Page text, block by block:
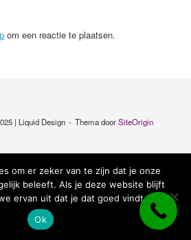
om een reactie te plaatsen.
| Liquid Design Thema doorSiteOrigin
om er zeker van te zijn dat je onze
beleeft. Als je deze website blijft
ervan uit dat je dat goed vindt.
Ok